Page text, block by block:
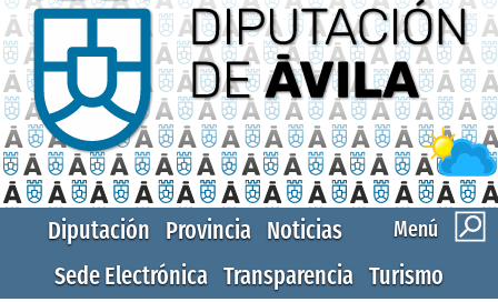
Menú
Diputación Provincia Noticias
Sede Electrónica Transparencia Turismo